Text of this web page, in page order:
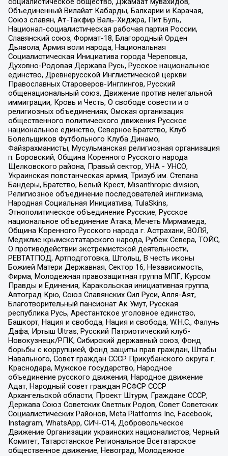
Объединенный Вилайат Кабарды, Балкарии и Карачая,
Союз славян, Ат-Такфир Валь-Хиджра, Пит Буль,
Национал-социалистическая рабочая партия России,
Славянский союз, Формат-18, Благородный Орден
Дьявола, Армия воли народа, Национальная
Социалистическая Инициатива города Череповца,
Духовно-Родовая Держава Русь, Русское национальное
единство, Древнерусской Инглистической церкви
Православных Староверов-Инглингов, Русский
общенациональный союз, Движение против нелегальной
иммиграции, Кровь и Честь, О свободе совести и о
религиозных объединениях, Омская организация
общественного политического движения Русское
национальное единство, Северное Братство, Клуб
Болельщиков Футбольного Клуба Динамо,
Файзрахманисты, Мусульманская религиозная организация
п. Боровский, Община Коренного Русского народа
Щелковского района, Правый сектор, УНА - УНСО,
Украинская повстанческая армия, Тризуб им. Степана
Бандеры, Братство, Белый Крест, Misanthropic division,
Религиозное объединение последователей инглиизма,
Народная Социальная Инициатива, TulaSkins,
Этнополитическое объединение Русские, Русское
национальное объединение Атака, Мечеть Мирмамеда,
Община Коренного Русского народа г. Астрахани, ВОЛЯ,
Меджлис крымскотатарского народа, Рубеж Севера, ТОЙС,
О противодействии экстремистской деятельности,
РЕВТАТПОД, Артподготовка, Штольц, В честь иконы
Божией Матери Державная, Сектор 16, Независимость,
Фирма, Молодежная правозащитная группа МПГ, Курсом
Правды и Единения, Каракольская инициативная группа,
Автоград Крю, Союз Славянских Сил Руси, Алля-Аят,
Благотворительный пансионат Ак Умут, Русская
республика Русь, Арестантское уголовное единство,
Башкорт, Нация и свобода, Нация и свобода, W.H.С., Фалунь
Дафа, Иртыш Ultras, Русский Патриотический клуб-
Новокузнецк/РПК, Сибирский державный союз, Фонд
борьбы с коррупцией, Фонд защиты прав граждан, Штабы
Навального, Совет граждан СССР Прикубанского округа г.
Краснодара, Мужское государство, Народное
объединение русского движения, Народное движение
Адат, Народный совет граждан РСФСР СССР
Архангельской области, Проект Штурм, Граждане СССР,
Держава Союз Советских Светлых Родов, Совет Советских
Социалистических Районов, Meta Platforms Inc, Facebook,
Instagram, WhatsApp, СИЧ-С14, Добровольческое
Движение Организации украинских националистов, Черный
Комитет, Татарстанское Региональное Всетатарское
общественное движение, Невоград, Молодежное